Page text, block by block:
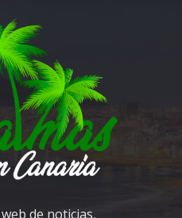
de noticias,